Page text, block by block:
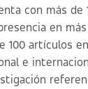
con más de
en
100 artículos
e